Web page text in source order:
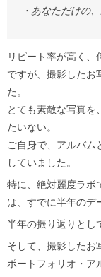
・あなただけの
リピート率が高く、
ですが、撮影したお
た。
とても素敵な写真を
たいない。
ご自身で、アルバム
していました。
特に、絶対麗度ラボ
は、すでに半年のデ
半年の振り返りとし
そして、撮影したお
ポートフォリオ・ア